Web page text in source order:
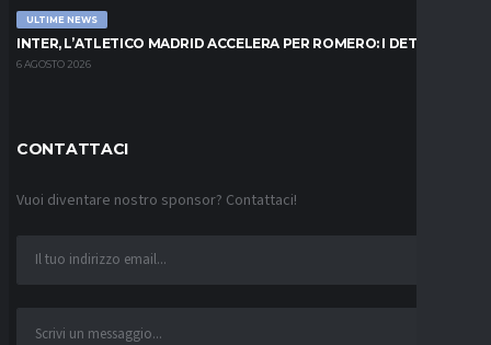
ULTIME NEWS
INTER, L’ATLETICO MADRID ACCELERA PER ROMERO: I DETTAGLI
6 AGOSTO 2026
CONTATTACI
Vuoi diventare nostro sponsor? Contattaci!